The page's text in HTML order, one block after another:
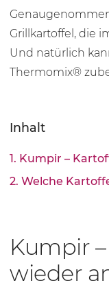
Grillkartoffel, die
Und natürlich
Thermomix®
Inhalt
1. Kumpir –
2. Welche
Kumpir
wieder